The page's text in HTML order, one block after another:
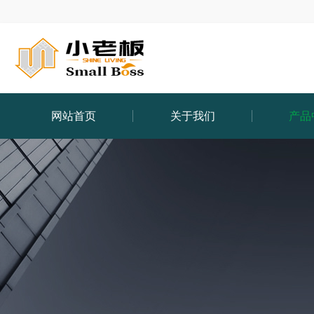
网站首页 关于我们 产品